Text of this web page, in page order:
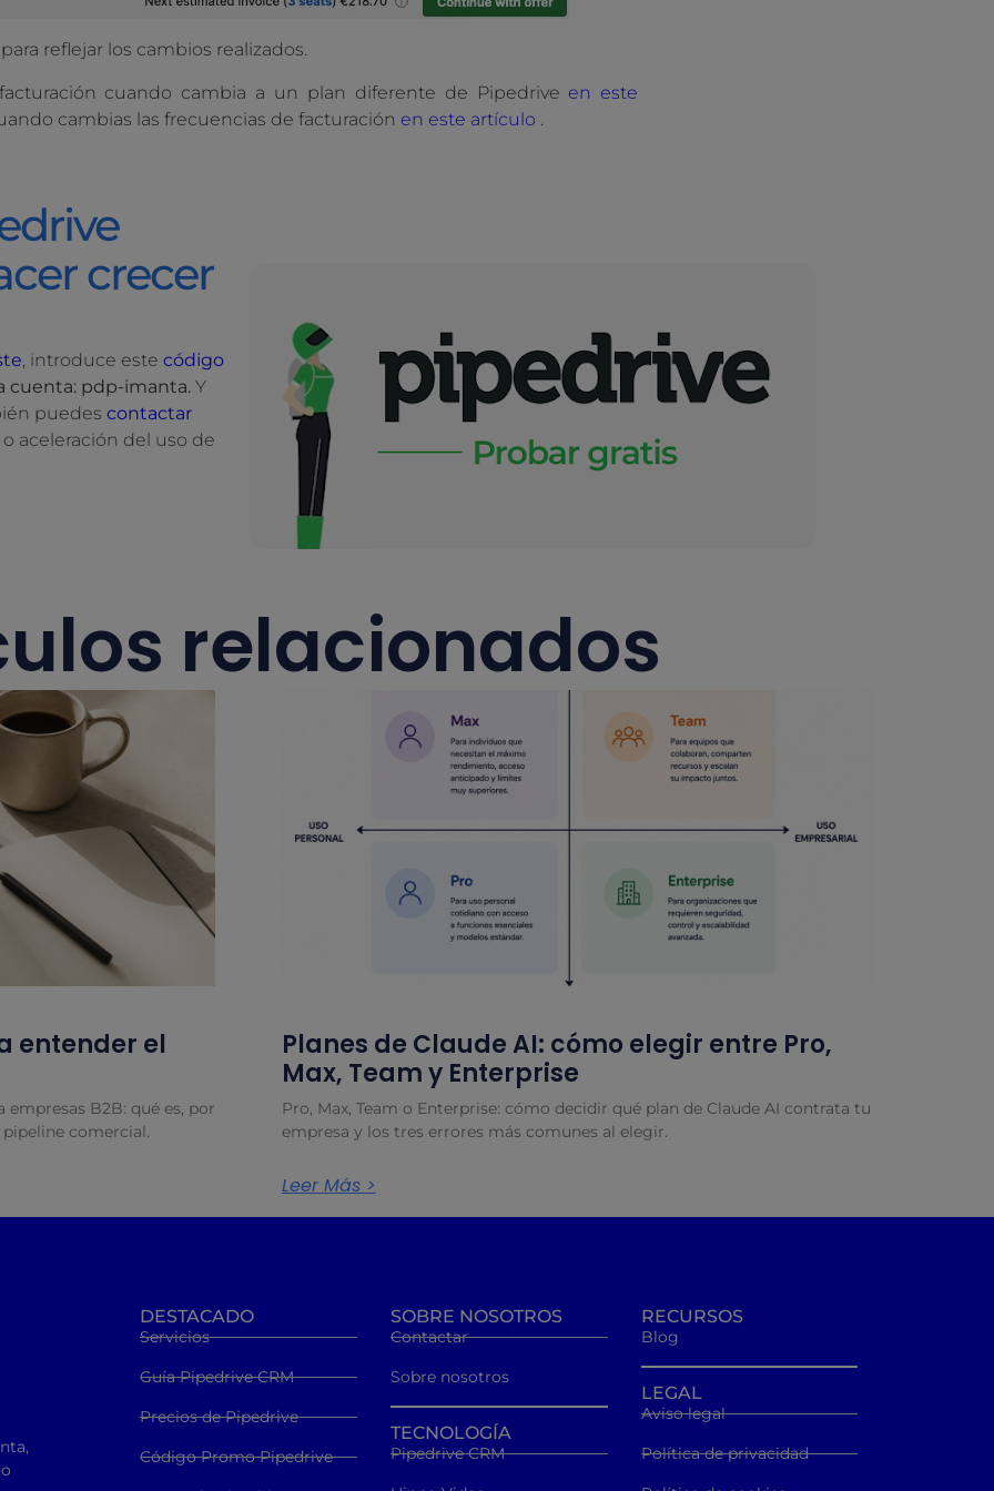
reflejar los cambios realizados.
cuando cambia a un plan diferente de Pipedrive en este
cambias las frecuencias de facturación en este artículo
crecer
, introduce este código
cuenta: pdp-imanta.Y
puedes contactar
aceleración del uso de
relacionados
entender el
B2B: qué es, por
comercial.
Planes de Claude AI: cómo elegir entre Pro,
Max, Team y Enterprise
Pro, Max, Team o Enterprise: cómo decidir qué plan de Claude AI contrata tu
empresa y los tres errores más comunes al elegir.
Leer Más >
DESTACADO
Servicios
Guía Pipedrive CRM
Precios de Pipedrive
Código Promo Pipedrive
SOBRE NOSOTROS
Contactar
Sobre nosotros
TECNOLOGÍA
Pipedrive CRM
RECURSOS
Blog
LEGAL
Aviso legal
Política de privacidad